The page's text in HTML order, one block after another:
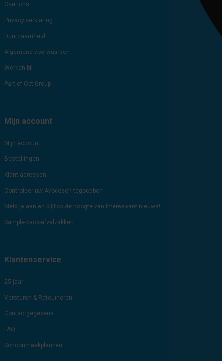
Over ons
Privacy verklaring
Duurzaamheid
Algemene voorwaarden
Werken bij
Part of OptiGroup
Mijn account
Mijn account
Bestellingen
Klant adressen
Controleer uw Avodesch tegoedbon
Meld je aan en blijf op de hoogte van interessant nieuws!
Sample-pack-afvalzakken
Klantenservice
25 jaar
Versturen & Retourneren
Contactgegevens
FAQ
Schoonmaakplannen